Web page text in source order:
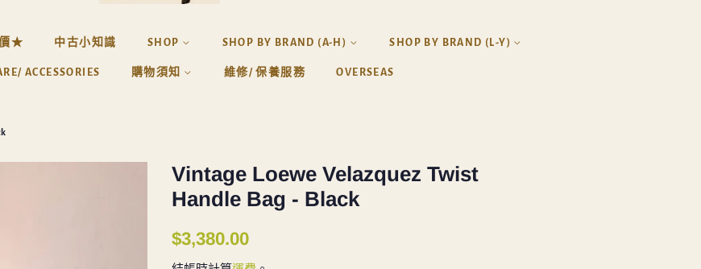
★ 中古小知識 SHOP SHOP BY BRAND (A-H) SHOP BY BRAND (L-Y)
ACCESSORIES 購物須知 維修/ 保養服務 OVERSEAS
Vintage Loewe Velazquez Twist
Handle Bag - Black
定
$3,380.00